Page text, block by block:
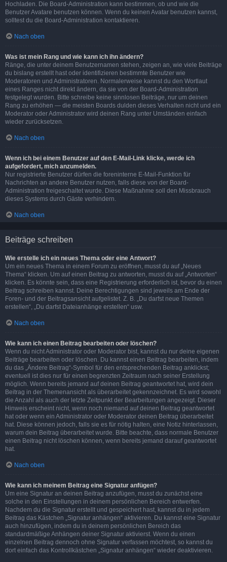
Hochladen. Die Board-Administration kann bestimmen, ob und wie die
Benutzer Avatare benutzen können. Wenn du keinen Avatar benutzen kannst,
solltest du die Board-Administration kontaktieren.
Nach oben
Was ist mein Rang und wie kann ich ihn ändern?
Ränge, die unter deinem Benutzernamen stehen, zeigen an, wie viele Beiträge
du bislang erstellt hast oder identifizieren bestimmte Benutzer wie
Moderatoren und Administratoren. Normalerweise kannst du den Wortlaut
eines Ranges nicht direkt ändern, da sie von der Board-Administration
festgelegt wurden. Bitte schreibe keine sinnlosen Beiträge, nur um deinen
Rang zu erhöhen — die meisten Boards dulden dieses Verhalten nicht und ein
Moderator oder Administrator wird deinen Rang unter Umständen einfach
wieder zurücksetzen.
Nach oben
Wenn ich bei einem Benutzer auf den E-Mail-Link klicke, werde ich
aufgefordert, mich anzumelden.
Nur registrierte Benutzer dürfen die foreninterne E-Mail-Funktion für
Nachrichten an andere Benutzer nutzen, falls diese von der Board-
Administration freigeschaltet wurde. Diese Maßnahme soll den Missbrauch
dieses Systems durch Gäste verhindern.
Nach oben
Beiträge schreiben
Wie erstelle ich ein neues Thema oder eine Antwort?
Um ein neues Thema in einem Forum zu eröffnen, musst du auf „Neues
Thema“ klicken. Um auf einen Beitrag zu antworten, musst du auf „Antworten“
klicken. Es könnte sein, dass eine Registrierung erforderlich ist, bevor du einen
Beitrag schreiben kannst. Deine Berechtigungen sind jeweils am Ende der
Foren- und der Beitragsansicht aufgelistet. Z. B. „Du darfst neue Themen
erstellen“, „Du darfst Dateianhänge erstellen“ usw.
Nach oben
Wie kann ich einen Beitrag bearbeiten oder löschen?
Wenn du nicht Administrator oder Moderator bist, kannst du nur deine eigenen
Beiträge bearbeiten oder löschen. Du kannst einen Beitrag bearbeiten, indem
du das „Ändere Beitrag“-Symbol für den entsprechenden Beitrag anklickst;
eventuell ist dies nur für einen begrenzten Zeitraum nach seiner Erstellung
möglich. Wenn bereits jemand auf deinen Beitrag geantwortet hat, wird dein
Beitrag in der Themenansicht als überarbeitet gekennzeichnet. Es wird sowohl
die Anzahl als auch der letzte Zeitpunkt der Bearbeitungen angezeigt. Dieser
Hinweis erscheint nicht, wenn noch niemand auf deinen Beitrag geantwortet
hat oder wenn ein Administrator oder Moderator deinen Beitrag überarbeitet
hat. Diese können jedoch, falls sie es für nötig halten, eine Notiz hinterlassen,
warum dein Beitrag überarbeitet wurde. Bitte beachte, dass normale Benutzer
einen Beitrag nicht löschen können, wenn bereits jemand darauf geantwortet
hat.
Nach oben
Wie kann ich meinem Beitrag eine Signatur anfügen?
Um eine Signatur an deinen Beitrag anzufügen, musst du zunächst eine
solche in den Einstellungen in deinem persönlichen Bereich entwerfen.
Nachdem du die Signatur erstellt und gespeichert hast, kannst du in jedem
Beitrag das Kästchen „Signatur anhängen“ aktivieren. Du kannst eine Signatur
auch hinzufügen, indem du in deinem persönlichen Bereich das
standardmäßige Anhängen deiner Signatur aktivierst. Wenn du einen
einzelnen Beitrag dennoch ohne Signatur verfassen möchtest, so kannst du
dort einfach das Kontrollkästchen „Signatur anhängen“ wieder deaktivieren.